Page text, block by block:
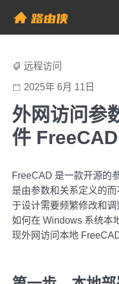
content
帮助中心 -
远程访问
2025年 6月 11日
外网访问参
件
FreeCAD 是一款开源的
是由参数和关系定义的
于设计需要频繁修改和
如何在 Windows 系统本
现外网访问本地